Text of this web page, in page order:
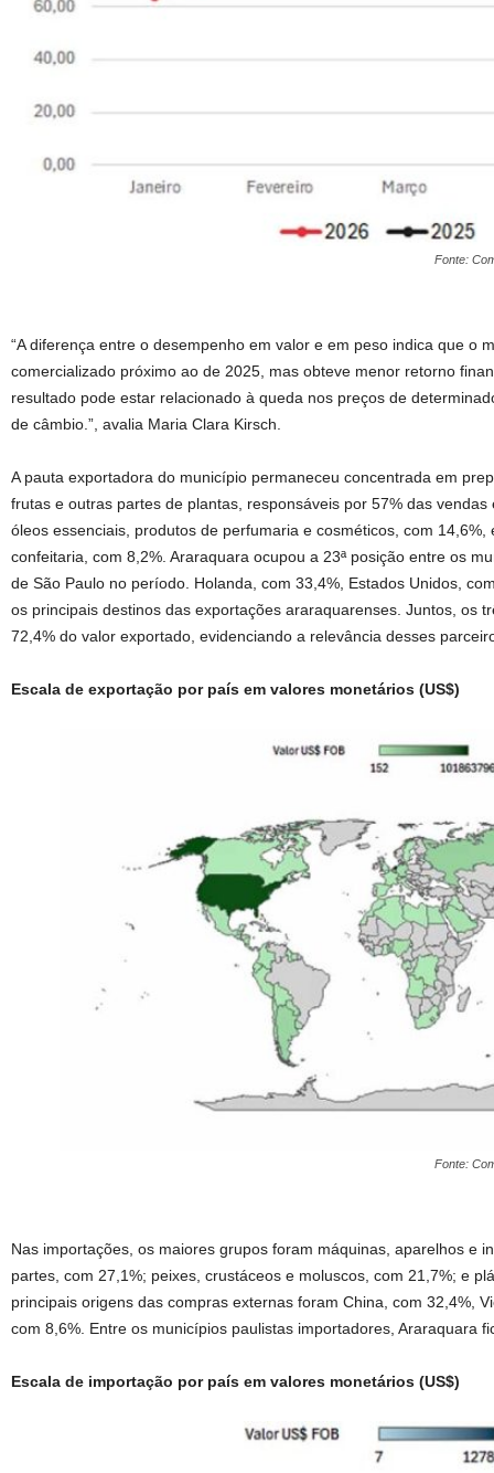
Fonte:
“A diferença entre o desempenho em valor e em peso indica que o
comercializado próximo ao de 2025, mas obteve menor retorno
resultado pode estar relacionado à queda nos preços de
de câmbio.”, avalia Maria Clara Kirsch.
A pauta exportadora do município permaneceu concentrada em
frutas e outras partes de plantas, responsáveis por 57% das
óleos essenciais, produtos de perfumaria e cosméticos, com 14,6%,
confeitaria, com 8,2%. Araraquara ocupou a 23ª posição entre os
de São Paulo no período. Holanda, com 33,4%, Estados Unidos,
os principais destinos das exportações araraquarenses. Juntos, os
72,4% do valor exportado, evidenciando a relevância desses
Escala de exportação por país em valores monetários (US$)
Fonte:
Nas importações, os maiores grupos foram máquinas, aparelhos e
partes, com 27,1%; peixes, crustáceos e moluscos, com 21,7%; e
principais origens das compras externas foram China, com 32,4%,
com 8,6%. Entre os municípios paulistas importadores, Araraquara
Escala de importação por país em valores monetários (US$)